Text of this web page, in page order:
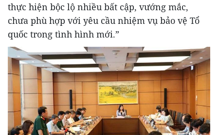
thực hiện bộc lộ nhiều bất cập, vướng mắc,
chưa phù hợp với yêu cầu nhiệm vụ bảo vệ Tổ
quốc trong tình hình mới.”